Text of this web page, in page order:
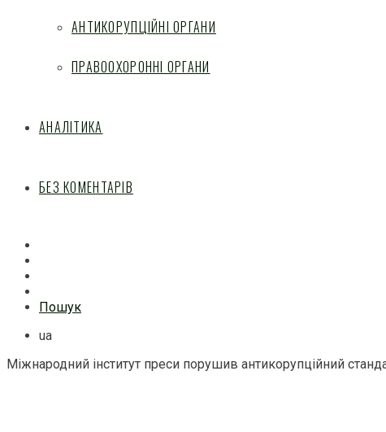
АНТИКОРУПЦІЙНІ ОРГАНИ
ПРАВООХОРОННІ ОРГАНИ
АНАЛІТИКА
БЕЗ КОМЕНТАРІВ
Пошук
ua
Міжнародний інститут преси порушив антикорупційний